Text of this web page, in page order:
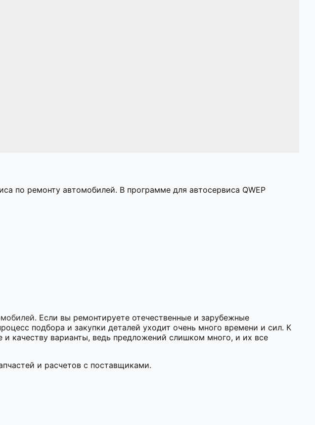
по ремонту автомобилей. В программе для автосервиса QWEP
. Если вы ремонтируете отечественные и зарубежные
подбора и закупки деталей уходит очень много времени и сил. К
качеству варианты, ведь предложений слишком много, и их все
и расчетов с поставщиками.